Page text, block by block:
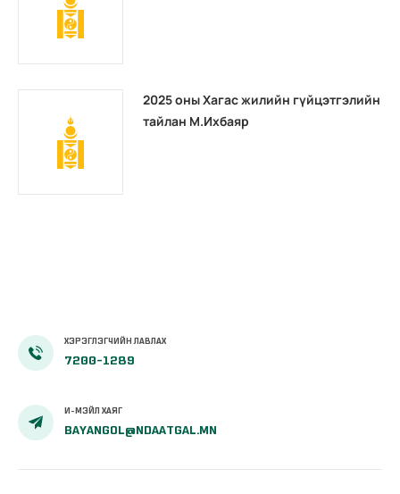
2025 оны Хагас жилийн гүйцэтгэлийн
тайлан М.Ихбаяр
ХЭРЭГЛЭГЧИЙН ЛАВЛАХ
7200-1289
И-МЭЙЛ ХАЯГ
BAYANGOL@NDAATGAL.MN